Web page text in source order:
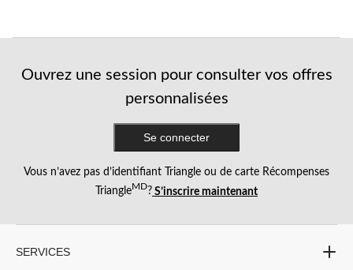
Ouvrez une session pour consulter vos offres
personnalisées
Se connecter
Vous n’avez pas d’identifiant Triangle ou de carte Récompenses
TriangleMD? S’inscrire maintenant
SERVICES